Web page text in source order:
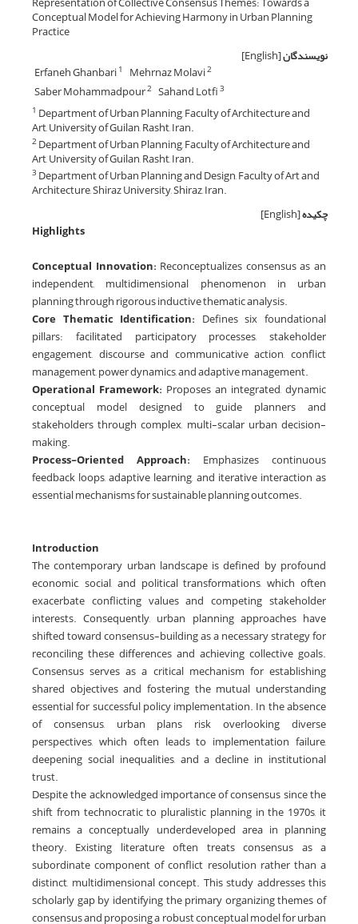
Conceptual Model for Achieving Harmony in Urban Planning
Practice
نویسندگان[English]
Erfaneh Ghanbari1 Mehrnaz Molavi2
Saber Mohammadpour2 Sahand Lotfi3
1 Department of Urban Planning, Faculty of Architecture and
Art, University of Guilan, Rasht, Iran.
2Department of Urban Planning, Faculty of Architecture and
Art, University of Guilan, Rasht, Iran.
3 Department of Urban Planning and Design, Faculty of Art and
Architecture, Shiraz University, Shiraz, Iran.
چکیده[English]
Highlights
Conceptual Innovation: Reconceptualizes consensus as an
independent, multidimensional phenomenon in urban
planning through rigorous inductive thematic analysis.
Core Thematic Identification: Defines six foundational
pillars: facilitated participatory processes, stakeholder
engagement, discourse and communicative action, conflict
management, power dynamics, and adaptive management.
Operational Framework: Proposes an integrated, dynamic
conceptual model designed to guide planners and
stakeholders through complex, multi-scalar urban decision-
making.
Process-Oriented Approach: Emphasizes continuous
feedback loops, adaptive learning, and iterative interaction as
essential mechanisms for sustainable planning outcomes.
Introduction
The contemporary urban landscape is defined by profound
economic, social, and political transformations, which often
exacerbate conflicting values and competing stakeholder
interests. Consequently, urban planning approaches have
shifted toward consensus-building as a necessary strategy for
reconciling these differences and achieving collective goals.
Consensus serves as a critical mechanism for establishing
shared objectives and fostering the mutual understanding
essential for successful policy implementation. In the absence
of consensus, urban plans risk overlooking diverse
perspectives, which often leads to implementation failure,
deepening social inequalities, and a decline in institutional
trust.
Despite the acknowledged importance of consensus since the
shift from technocratic to pluralistic planning in the 1970s, it
remains a conceptually underdeveloped area in planning
theory. Existing literature often treats consensus as a
subordinate component of conflict resolution rather than a
distinct, multidimensional concept. This study addresses this
scholarly gap by identifying the primary organizing themes of
consensus and proposing a robust conceptual model for urban